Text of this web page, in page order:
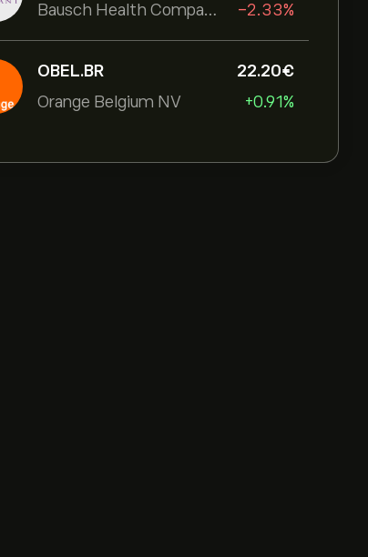
Bausch Health Companies Inc
-2.33%
OBEL.BR
Orange Belgium NV
22.20‎€‎
+0.91%